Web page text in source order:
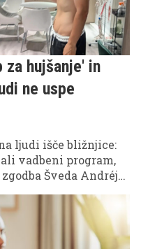
hujšanje' in
ne uspe
ljudi išče bližnjice:
vadbeni program,
Šveda Andréja
bolj zanimivo
res v posebnem
ki nas prisili v